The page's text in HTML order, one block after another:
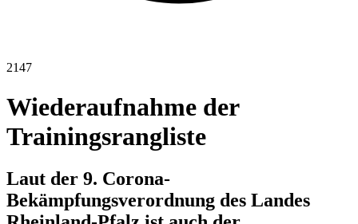
2147
Wiederaufnahme der
Trainingsrangliste
Laut der 9. Corona-
Bekämpfungsverordnung des Landes